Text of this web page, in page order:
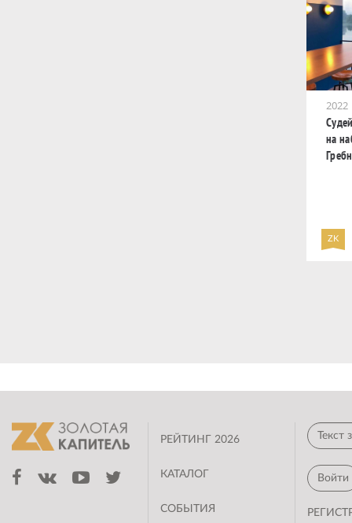
2022
на
ZK
РЕЙТИНГ 2026
КАТАЛОГ
СОБЫТИЯ
Войти